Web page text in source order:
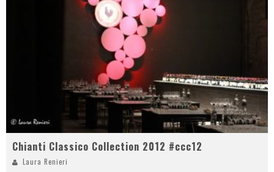
Chianti Classico Collection 2012 #ccc12
Laura Renieri